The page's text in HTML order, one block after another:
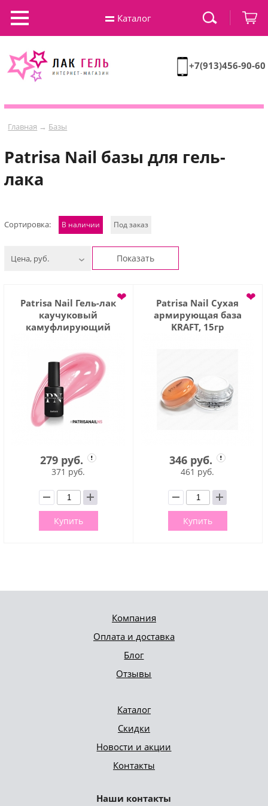
+7(913)456-90-60
Главная → Базы
Patrisa Nail базы для гель-
лака
Сортировка: В наличии Под заказ
Цена, руб. Показать
Patrisa Nail Гель-лак
каучуковый
камуфлирующий
❤
279 руб.
371 руб.
Купить
Patrisa Nail Сухая
армирующая база
KRAFT, 15гр
❤
346 руб.
461 руб.
Купить
Каталог
Компания
Оплата и доставка
Блог
Отзывы
Каталог
Скидки
Новости и акции
Контакты
Наши контакты